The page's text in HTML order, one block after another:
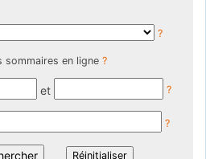
?
sommaires en ligne ?
et ?
?